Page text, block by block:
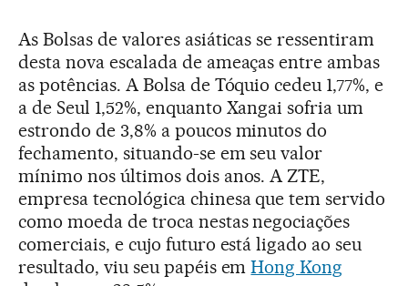
As Bolsas de valores asiáticas se ressentiram
desta nova escalada de ameaças entre ambas
as potências. A Bolsa de Tóquio cedeu 1,77%, e
a de Seul 1,52%, enquanto Xangai sofria um
estrondo de 3,8% a poucos minutos do
fechamento, situando-se em seu valor
mínimo nos últimos dois anos. A ZTE,
empresa tecnológica chinesa que tem servido
como moeda de troca nestas negociações
comerciais, e cujo futuro está ligado ao seu
resultado, viu seu papéis emHong Kong